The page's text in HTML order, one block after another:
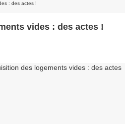
: des actes !
vides : des actes !